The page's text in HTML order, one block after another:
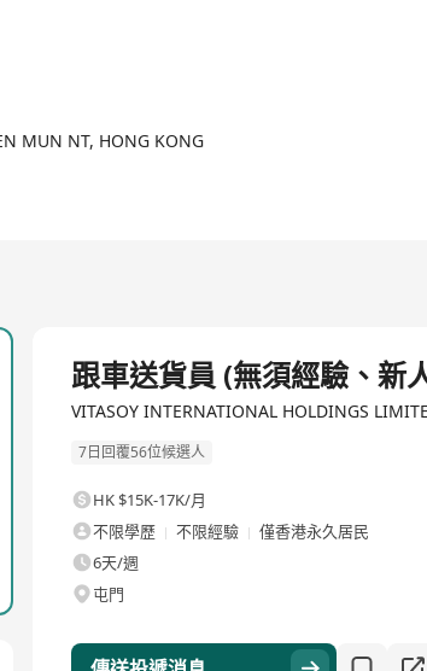
想敢做」精神和創新思維，並能達致有效的跨職能和跨
人們和地球創造更健康的未來。有了你的加入，我
MUN NT, HONG KONG
跟車送貨員 (無須經驗、新
VITASOY INTERNATIONAL HOLDINGS
7日回覆56位候選人
HK $15K-17K/月
不限學歷
不限經驗
僅香港永久居民
6天/週
屯門